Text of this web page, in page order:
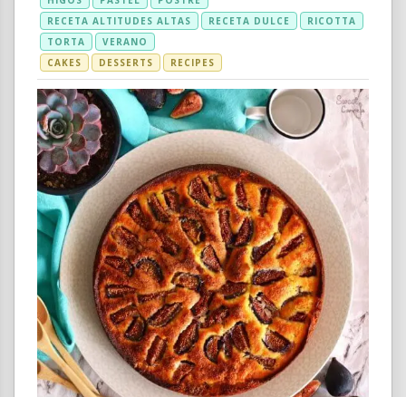
RECETA ALTITUDES ALTAS
RECETA DULCE
RICOTTA
TORTA
VERANO
CAKES
DESSERTS RECIPES